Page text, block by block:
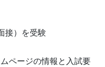
接）を受験
ページの情報と入試要